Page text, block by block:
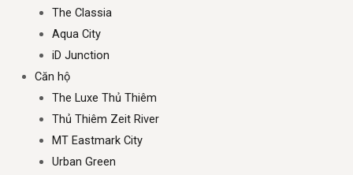
The Classia
Aqua City
iD Junction
Căn hộ
The Luxe Thủ Thiêm
Thủ Thiêm Zeit River
MT Eastmark City
Urban Green